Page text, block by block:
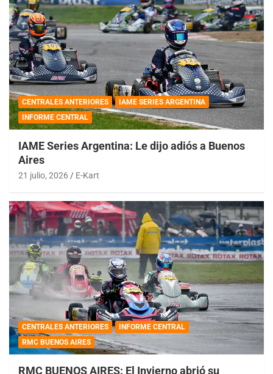
CENTRALES ANTERIORES
IAME SERIES ARGENTINA
INFORME CENTRAL
IAME Series Argentina: Le dijo adiós a Buenos
Aires
21 julio, 2026 E-Kart
CENTRALES ANTERIORES
INFORME CENTRAL
RMC BUENOS AIRES
RMC BUENOS AIRES: El Invierno abrió su